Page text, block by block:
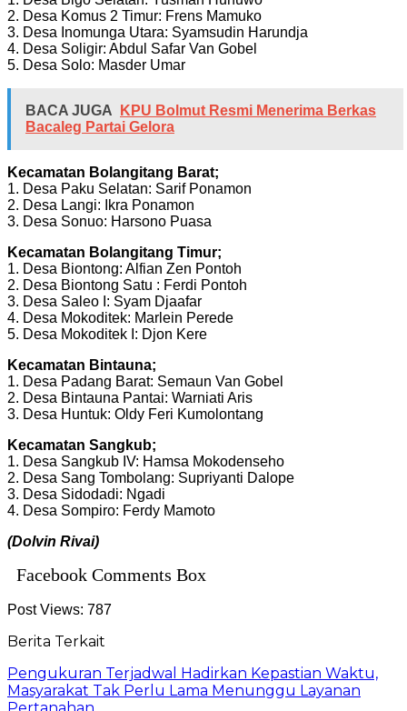
2. Desa Komus 2 Timur: Frens Mamuko
3. Desa Inomunga Utara: Syamsudin Harundja
4. Desa Soligir: Abdul Safar Van Gobel
5. Desa Solo: Masder Umar
BACA JUGA
KPU Bolmut Resmi Menerima Berkas
Bacaleg Partai Gelora
Kecamatan Bolangitang Barat;
1. Desa Paku Selatan: Sarif Ponamon
2. Desa Langi: Ikra Ponamon
3. Desa Sonuo: Harsono Puasa
Kecamatan Bolangitang Timur;
1. Desa Biontong: Alfian Zen Pontoh
2. Desa Biontong Satu : Ferdi Pontoh
3. Desa Saleo I: Syam Djaafar
4. Desa Mokoditek: Marlein Perede
5. Desa Mokoditek I: Djon Kere
Kecamatan Bintauna;
1. Desa Padang Barat: Semaun Van Gobel
2. Desa Bintauna Pantai: Warniati Aris
3. Desa Huntuk: Oldy Feri Kumolontang
Kecamatan Sangkub;
1. Desa Sangkub IV: Hamsa Mokodenseho
2. Desa Sang Tombolang: Supriyanti Dalope
3. Desa Sidodadi: Ngadi
4. Desa Sompiro: Ferdy Mamoto
(Dolvin Rivai)
Facebook Comments Box
Post Views: 787
Berita Terkait
Pengukuran Terjadwal Hadirkan Kepastian Waktu,
Masyarakat Tak Perlu Lama Menunggu Layanan